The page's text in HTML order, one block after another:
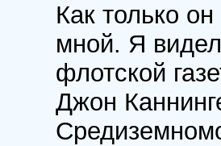
Как только
мной. Я
флотской
Джон